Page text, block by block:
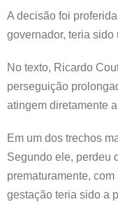
A decisão foi
governador, teria
No texto, Ricardo
perseguição
atingem diretamente
Em um dos trechos
Segundo ele, perdeu
prematuramente,
gestação teria sido a